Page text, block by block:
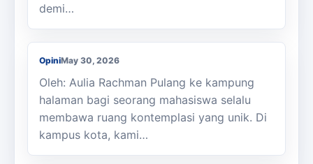
demi…
Suara dari Desa: Benarkah Kami Tidak
Ingin Kaya Raya?
OpiniMay 30, 2026
Oleh: Aulia Rachman Pulang ke kampung
halaman bagi seorang mahasiswa selalu
membawa ruang kontemplasi yang unik. Di
kampus kota, kami…
Memaknai Hari Buruh